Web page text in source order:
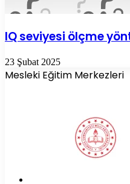
IQ seviyesi ölçme
23 Şubat 2025
Mesleki Eğitim Merkezleri